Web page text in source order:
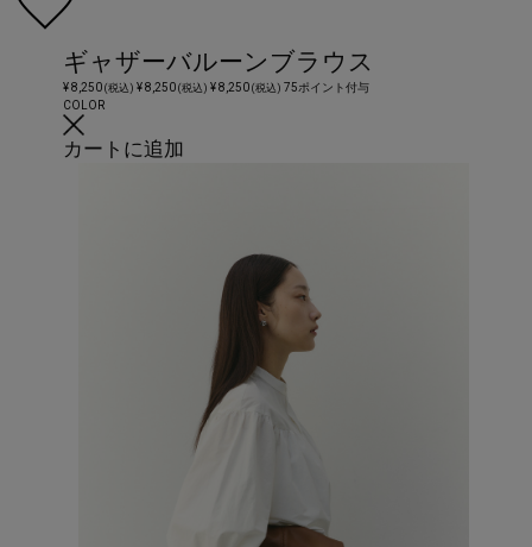
ギャザーバルーンブラウス
¥ 8,250(税込) ¥ 8,250(税込) ¥ 8,250(税込) 75ポイント付与
COLOR
カートに追加